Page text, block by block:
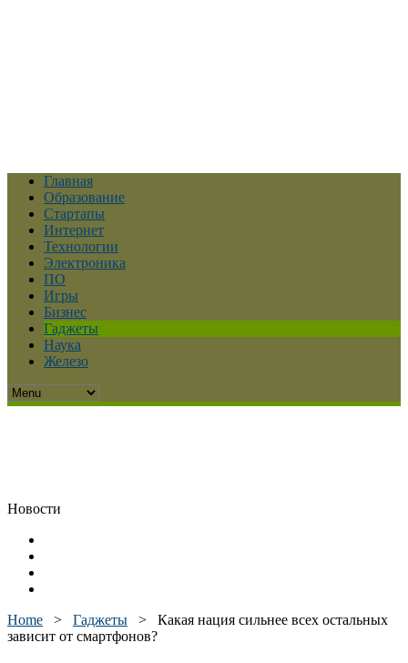
Главная
Образование
Стартапы
Интернет
Технологии
Электроника
ПО
Игры
Бизнес
Гаджеты
Наука
Железо
Новости
Home > Гаджеты > Какая нация сильнее всех остальных
зависит от смартфонов?